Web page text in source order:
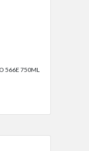
566E 750ML